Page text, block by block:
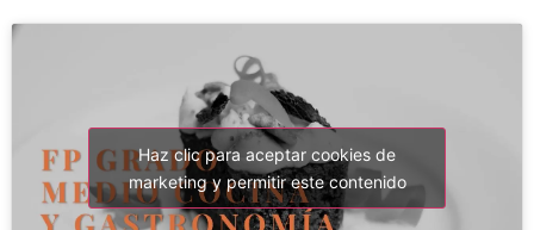
Haz clic para aceptar cookies de
marketing y permitir este contenido